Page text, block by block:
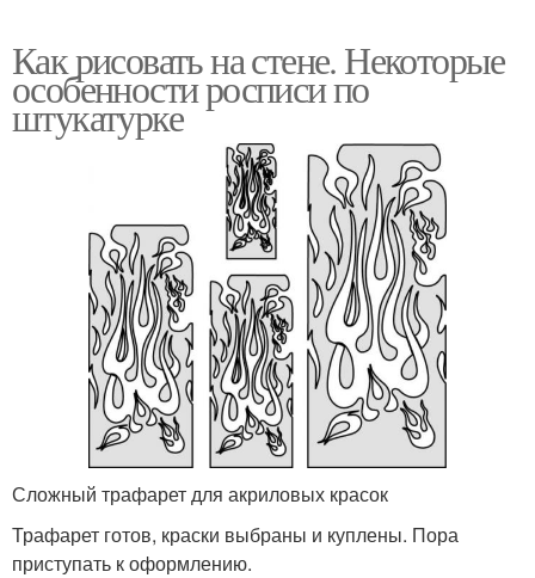
Как рисовать на стене. Некоторые
особенности росписи по
штукатурке
Сложный трафарет для акриловых красок
Трафарет готов, краски выбраны и куплены. Пора
приступать к оформлению.